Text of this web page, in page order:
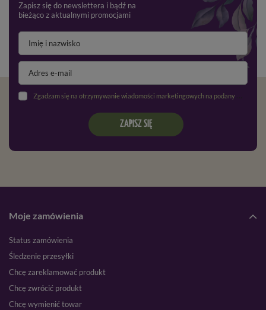
Zapisz się do newslettera i bądź na
bieżąco z aktualnymi promocjami
Zgadzam się na otrzymywanie wiadomości marketingowych na podany adres e-mail oraz przetwarzanie danych osobowych zgodnie z
ZAPISZ SIĘ
Moje zamówienia
Status zamówienia
Śledzenie przesyłki
Chcę zareklamować produkt
Chcę zwrócić produkt
Chcę wymienić towar